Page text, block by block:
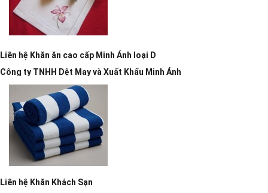
Liên hệ Khăn ăn cao cấp Minh Ánh loại D
Công ty TNHH Dệt May và Xuất Khẩu Minh Ánh
Liên hệ Khăn Khách Sạn